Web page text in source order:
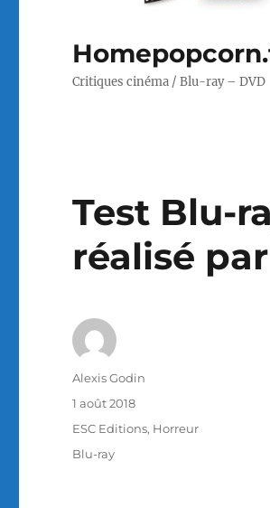
Critiques cinéma / Blu-ray – DVD
Test Blu-
réalisé
Auteur
Alexis Godin
Publié
1 août 2018
Catégories
ESC Editions, Horreur
Étiquettes
Blu-ray